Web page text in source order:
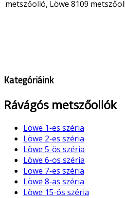
Kategóriáink
Rávágós metszőollók
Löwe 1-es széria
Löwe 2-es széria
Löwe 5-ös széria
Löwe 6-os széria
Löwe 7-es széria
Löwe 8-as széria
Löwe 15-ös széria